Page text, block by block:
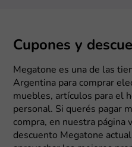
Cupones y
Megatone es una de las
Argentina para comprar
muebles, artículos para el
personal. Si querés pagar
compra, en nuestra página
descuento Megatone